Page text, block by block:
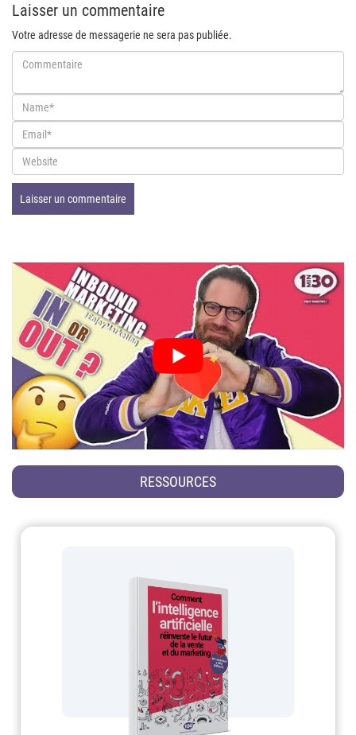
Laisser un commentaire
Votre adresse de messagerie ne sera pas publiée.
RESSOURCES